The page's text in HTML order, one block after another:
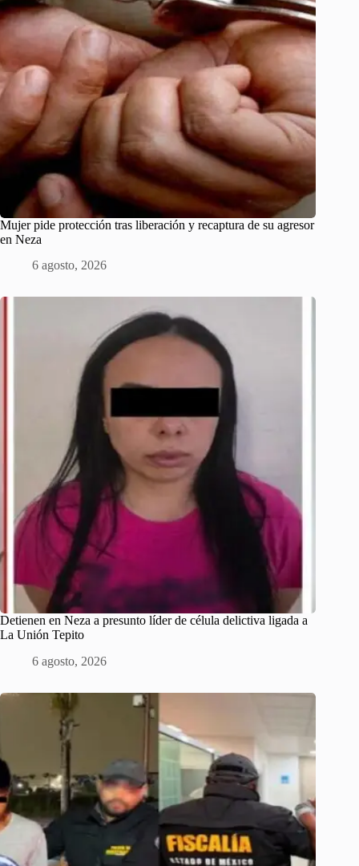
Mujer pide protección tras liberación y recaptura de su agresor
en Neza
6 agosto, 2026
Detienen en Neza a presunto líder de célula delictiva ligada a
La Unión Tepito
6 agosto, 2026